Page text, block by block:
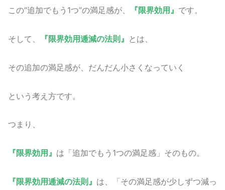
この“追加でもう1つ”の満足感が、 『限界効用』 です。
そして、 『限界効用逓減の法則』 とは、
その追加の満足感が、だんだん小さくなっていく
という考え方です。
つまり、
『限界効用』 は「追加でもう1つの満足感」そのもの。
『限界効用逓減の法則』 は、「その満足感が少しずつ減っ